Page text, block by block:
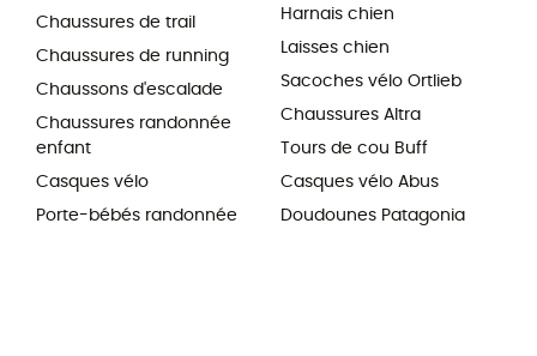
Chaussures de trail
Chaussures de running
Chaussons d'escalade
Chaussures randonnée
enfant
Casques vélo
Porte-bébés randonnée
Harnais chien
Laisses chien
Sacoches vélo Ortlieb
Chaussures Altra
Tours de cou Buff
Casques vélo Abus
Doudounes Patagonia